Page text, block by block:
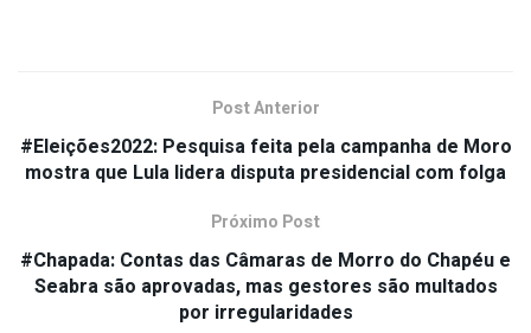
Post Anterior
#Eleições2022: Pesquisa feita pela campanha de Moro
mostra que Lula lidera disputa presidencial com folga
Próximo Post
#Chapada: Contas das Câmaras de Morro do Chapéu e
Seabra são aprovadas, mas gestores são multados
por irregularidades